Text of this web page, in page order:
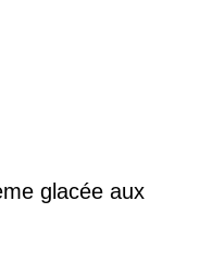
glacée aux